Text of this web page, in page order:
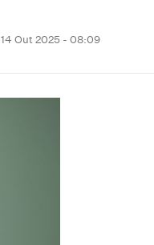
14 Out 2025 - 08:09